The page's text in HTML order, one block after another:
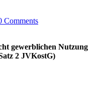
Comments
gewerblichen Nutzung
2 JVKostG)